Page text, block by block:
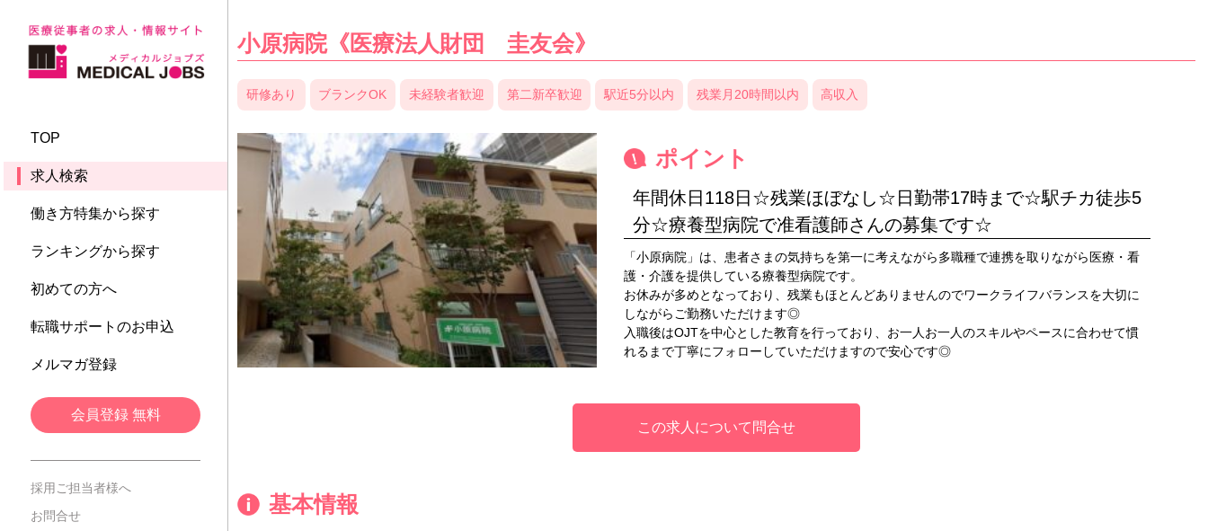
TOP
求人検索
働き方特集から探す
ランキングから探す
初めての方へ
転職サポートのお申込
メルマガ登録
会員登録 無料
採用ご担当者様へ
お問合せ
小原病院《医療法人財団 圭友会》
研修あり ブランクOK 未経験者歓迎 第二新卒歓迎 駅近5分以内 残業月20時間以内 高収入
ポイント
年間休日118日☆残業ほぼなし☆日勤帯17時まで☆駅チカ徒歩5
分☆療養型病院で准看護師さんの募集です☆
「小原病院」は、患者さまの気持ちを第一に考えながら多職種で連携を取りながら医療・看
護・介護を提供している療養型病院です。
お休みが多めとなっており、残業もほとんどありませんのでワークライフバランスを大切に
しながらご勤務いただけます◎
入職後はOJTを中心とした教育を行っており、お一人お一人のスキルやペースに合わせて慣
れるまで丁寧にフォローしていただけますので安心です◎
この求人について問合せ
基本情報